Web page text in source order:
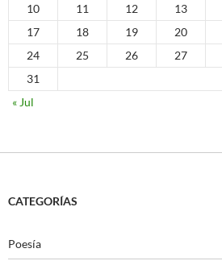
10
11 12 13
17
18 19 20
24
25 26 27
31
« Jul
CATEGORÍAS
Poesía